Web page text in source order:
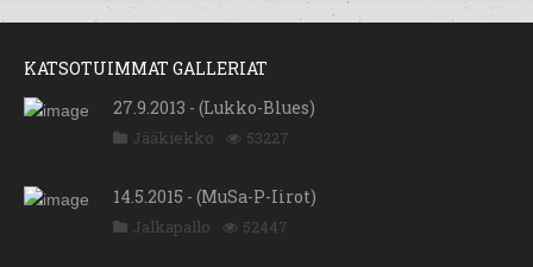
KATSOTUIMMAT GALLERIAT
27.9.2013 - (Lukko-Blues)
Jääkiekko 53227
14.5.2015 - (MuSa-P-Iirot)
Jalkapallo 52447